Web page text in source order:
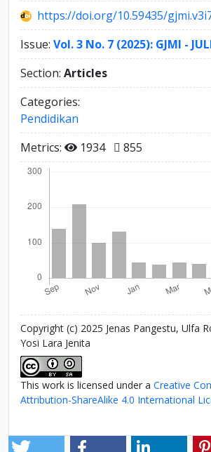
https://doi.org/10.59435/
Issue: Vol. 3 No. 7 (2025): GJMI -
Section: Articles
Categories:
Pendidikan
Metrics:
1934 855
Copyright (c) 2025 Jenas Pangestu, Ulfa
Yosi Lara Jenita
This work is licensed under a Creative
Attribution-ShareAlike 4.0 International